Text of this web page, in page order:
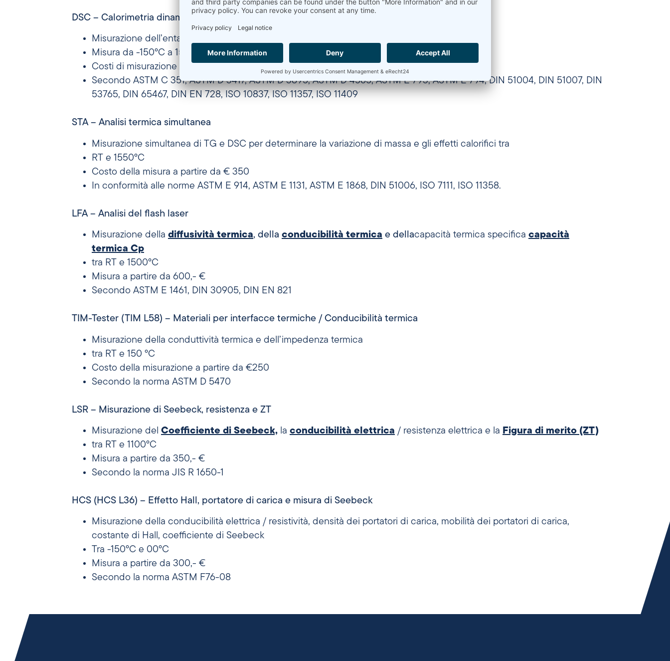
DSC – Calorimetria dinamica differenziale
Misurazione dell’entalpia, delle transizioni di fase e della capacità termica specifica (Cp)
Misura da -150°C a 1550°C
Costi di misurazione a partire da 300 euro
Secondo ASTM C 351, ASTM D 3417, ASTM D 3895, ASTM D 4565, ASTM E 793, ASTM E 794, DIN 51004, DIN 51007, DIN
53765, DIN 65467, DIN EN 728, ISO 10837, ISO 11357, ISO 11409
STA – Analisi termica simultanea
Misurazione simultanea di TG e DSC per determinare la variazione di massa e gli effetti calorifici tra
RT e 1550°C
Costo della misura a partire da € 350
In conformità alle norme ASTM E 914, ASTM E 1131, ASTM E 1868, DIN 51006, ISO 7111, ISO 11358.
LFA – Analisi del flash laser
Misurazione della diffusività termica, della conducibilità termica e dellacapacità termica specifica capacità
termica Cp
tra RT e 1500°C
Misura a partire da 600,- €
Secondo ASTM E 1461, DIN 30905, DIN EN 821
TIM-Tester (TIM L58) – Materiali per interfacce termiche / Conducibilità termica
Misurazione della conduttività termica e dell’impedenza termica
tra RT e 150 °C
Costo della misurazione a partire da €250
Secondo la norma ASTM D 5470
LSR – Misurazione di Seebeck, resistenza e ZT
Misurazione del Coefficiente di Seebeck, la conducibilità elettrica / resistenza elettrica e la Figura di merito (ZT)
tra RT e 1100°C
Misura a partire da 350,- €
Secondo la norma JIS R 1650-1
HCS (HCS L36) – Effetto Hall, portatore di carica e misura di Seebeck
Misurazione della conducibilità elettrica / resistività, densità dei portatori di carica, mobilità dei portatori di carica,
costante di Hall, coefficiente di Seebeck
Tra -150°C e 00°C
Misura a partire da 300,- €
Secondo la norma ASTM F76-08